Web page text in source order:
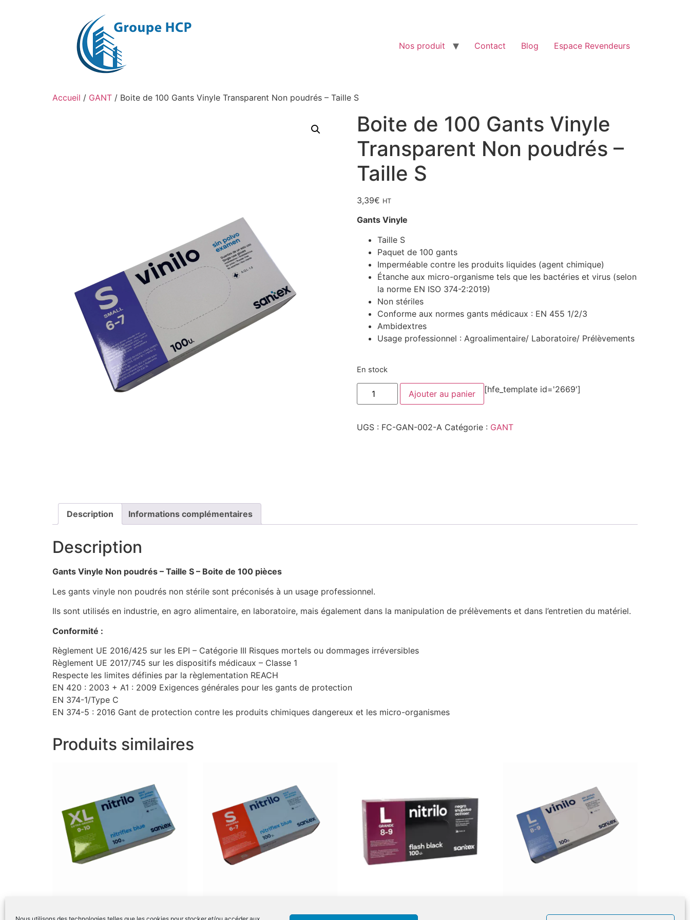
Nos produit
Contact Blog Espace Revendeurs
Accueil / GANT / Boite de 100 Gants Vinyle Transparent Non poudrés – Taille S
Boite de 100 Gants Vinyle
Transparent Non poudrés –
Taille S
3,39€ HT
Gants Vinyle
Taille S
Paquet de 100 gants
Imperméable contre les produits liquides (agent chimique)
Étanche aux micro-organisme tels que les bactéries et virus (selon
la norme EN ISO 374-2:2019)
Non stériles
Conforme aux normes gants médicaux : EN 455 1/2/3
Ambidextres
Usage professionnel : Agroalimentaire/ Laboratoire/ Prélèvements
En stock
[hfe_template id='2669']
quantité
Boite
Gants
Ajouter au panier
UGS : FC-GAN-002-A Catégorie : GANT
Description Informations complémentaires
Description
Gants Vinyle Non poudrés – Taille S – Boite de 100 pièces
Les gants vinyle non poudrés non stérile sont préconisés à un usage professionnel.
Ils sont utilisés en industrie, en agro alimentaire, en laboratoire, mais également dans la manipulation de prélèvements et dans l’entretien du matériel.
Conformité :
Règlement UE 2016/425 sur les EPI – Catégorie III Risques mortels ou dommages irréversibles
Règlement UE 2017/745 sur les dispositifs médicaux – Classe 1
Respecte les limites définies par la règlementation REACH
EN 420 : 2003 + A1 : 2009 Exigences générales pour les gants de protection
EN 374-1/Type C
EN 374-5 : 2016 Gant de protection contre les produits chimiques dangereux et les micro-organismes
Produits similaires
Boite de 100 Gants Nitrile Bleu
Boite de 100 Gants Nitrile – Bleu
Boite de 100 Gants Nitrile Noir
Boite de 100 Gants Vinyle